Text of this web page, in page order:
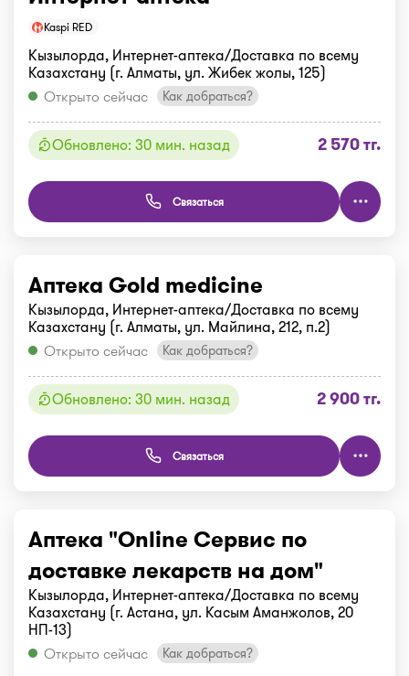
Kaspi RED
Кызылорда, Интернет-аптека/Доставка по всему
Казахстану (г. Алматы, ул. Жибек жолы, 125)
Открыто сейчас
Как добраться?
Обновлено: 30 мин. назад 2 570 тг.
Связаться
Аптека Gold medicine
Кызылорда, Интернет-аптека/Доставка по всему
Казахстану (г. Алматы, ул. Майлина, 212, п.2)
Открыто сейчас
Как добраться?
Обновлено: 30 мин. назад 2 900 тг.
Связаться
Аптека "Online Сервис по
доставке лекарств на дом"
Кызылорда, Интернет-аптека/Доставка по всему
Казахстану (г. Астана, ул. Касым Аманжолов, 20
НП-13)
Открыто сейчас
Как добраться?